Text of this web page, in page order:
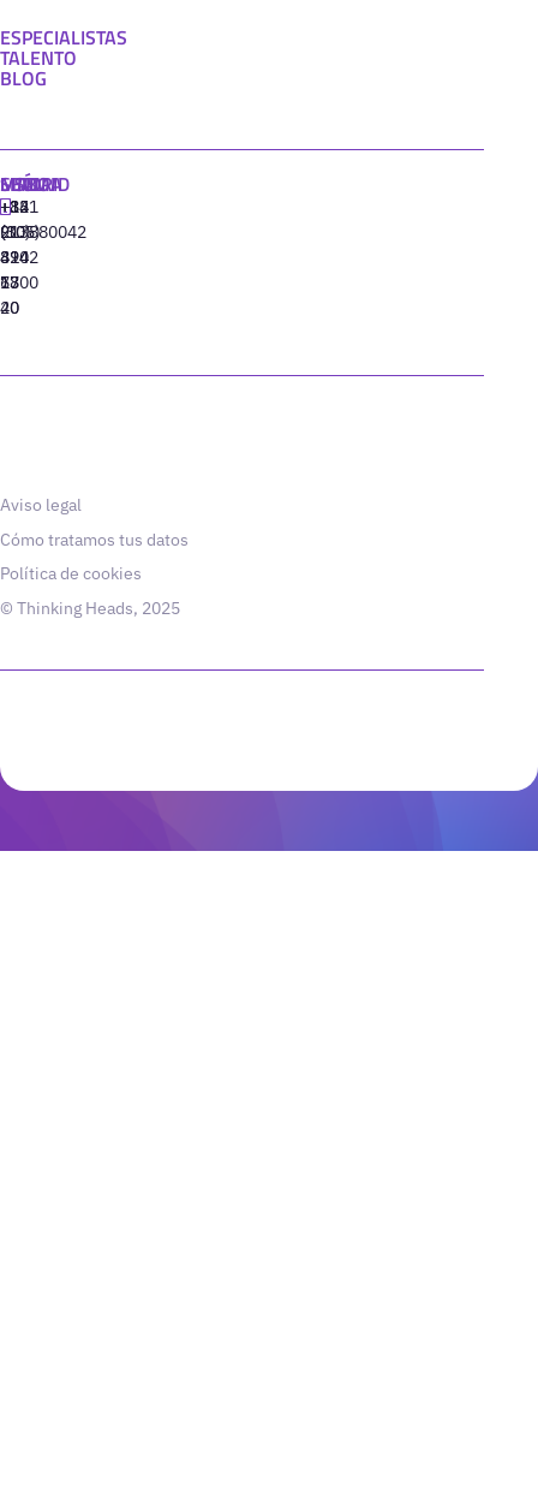
ESPECIALISTAS
TALENTO
BLOG
MADRID
+34
91
310
77
40
MIAMI
+1
(305)
424
13
20
SEÚL
+82
(10)
8942
6800
LISBOA
‪+351
213880042
Aviso legal
Cómo tratamos tus datos
Política de cookies
© Thinking Heads, 2025